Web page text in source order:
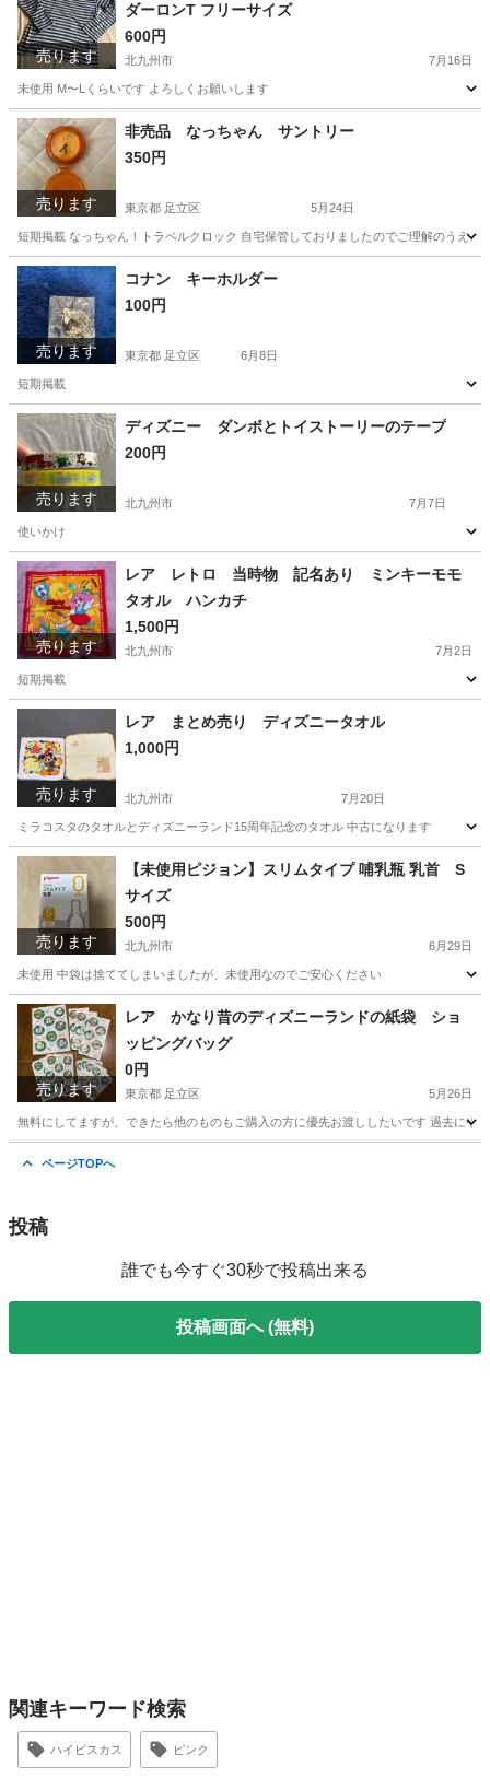
売ります
ダーロンT フリーサイズ
600円
北九州市 7月16日
未使用 M〜Lくらいです よろしくお願いします
福岡 北九州市 服/ファッション よろしくお願いします
売ります
非売品 なっちゃん サントリー
350円
東京都 足立区 5月24日
短期掲載 なっちゃん！トラベルクロック 自宅保管しておりましたのでご理解のうえご
東京 足立区 生活雑貨 サントリー
売ります
コナン キーホルダー
100円
東京都 足立区 6月8日
短期掲載
東京 足立区 生活雑貨 キーホルダー
売ります
ディズニー ダンボとトイストーリーのテープ
200円
北九州市 7月7日
使いかけ
福岡 北九州市 生活雑貨 ダンボ
売ります
レア レトロ 当時物 記名あり ミンキーモモ
タオル ハンカチ
1,500円
北九州市 7月2日
短期掲載
福岡 北九州市 生活雑貨 タオル
売ります
レア まとめ売り ディズニータオル
1,000円
北九州市 7月20日
ミラコスタのタオルとディズニーランド15周年記念のタオル 中古になります
福岡 北九州市 生活雑貨 タオル
売ります
【未使用ピジョン】スリムタイプ 哺乳瓶 乳首 S
サイズ
500円
北九州市 6月29日
未使用 中袋は捨ててしまいましたが、未使用なのでご安心ください
福岡 北九州市 子供用品 ピジョン
売ります
レア かなり昔のディズニーランドの紙袋 ショ
ッピングバッグ
0円
東京都 足立区 5月26日
無料にしてますが、できたら他のものもご購入の方に優先お渡ししたいです 過去にや
ページTOPへ
投稿
誰でも今すぐ30秒で投稿出来る
投稿画面へ (無料)
関連キーワード検索
ハイビスカス ピンク